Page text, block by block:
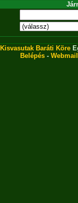
Kisvasutak Baráti Köre
Belépés - Webmail